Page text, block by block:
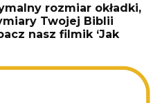
rozmiar okładki,
Twojej Biblii
nasz filmik ‘Jak